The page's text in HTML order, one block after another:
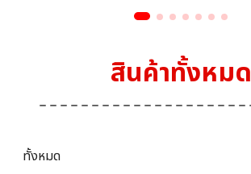
สินค้าทั้งหมด
ทั้งหมด